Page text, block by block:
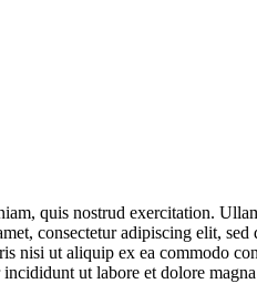
quis nostrud exercitation.
consectetur adipiscing elit,
nisi ut aliquip ex ea commodo
ut labore et dolore